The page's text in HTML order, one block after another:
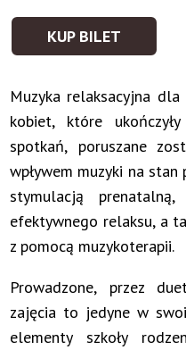
KUP BILET
Muzyka relaksacyjna
kobiet, które
spotkań, poruszane
wpływem muzyki na
stymulacją
efektywnego relaksu, a
z pomocą muzykoterapii.
Prowadzone, przez
zajęcia to jedyne w
elementy szkoły